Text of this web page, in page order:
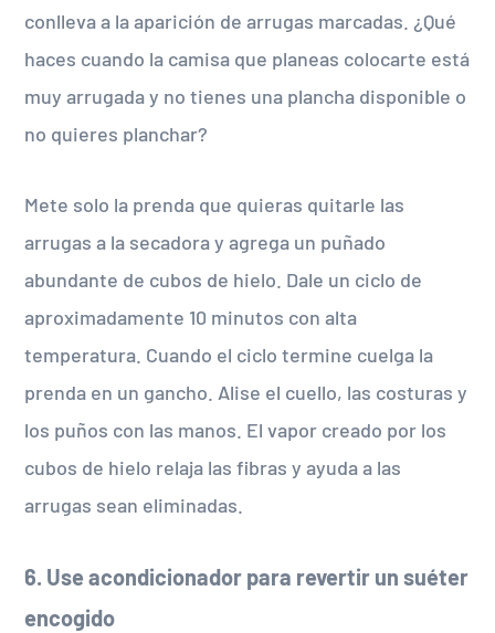
conlleva a la aparición de arrugas marcadas. ¿Qué
haces cuando la camisa que planeas colocarte está
muy arrugada y no tienes una plancha disponible o
no quieres planchar?
Mete solo la prenda que quieras quitarle las
arrugas a la secadora y agrega un puñado
abundante de cubos de hielo. Dale un ciclo de
aproximadamente 10 minutos con alta
temperatura. Cuando el ciclo termine cuelga la
prenda en un gancho. Alise el cuello, las costuras y
los puños con las manos. El vapor creado por los
cubos de hielo relaja las fibras y ayuda a las
arrugas sean eliminadas.
6. Use acondicionador para revertir un suéter
encogido